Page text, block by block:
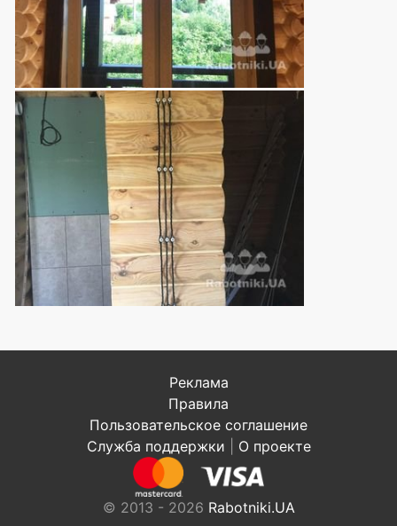
Реклама
Правила
Пользовательское соглашение
Служба поддержки
О проекте
© 2013 - 2026 Rabotniki.UA